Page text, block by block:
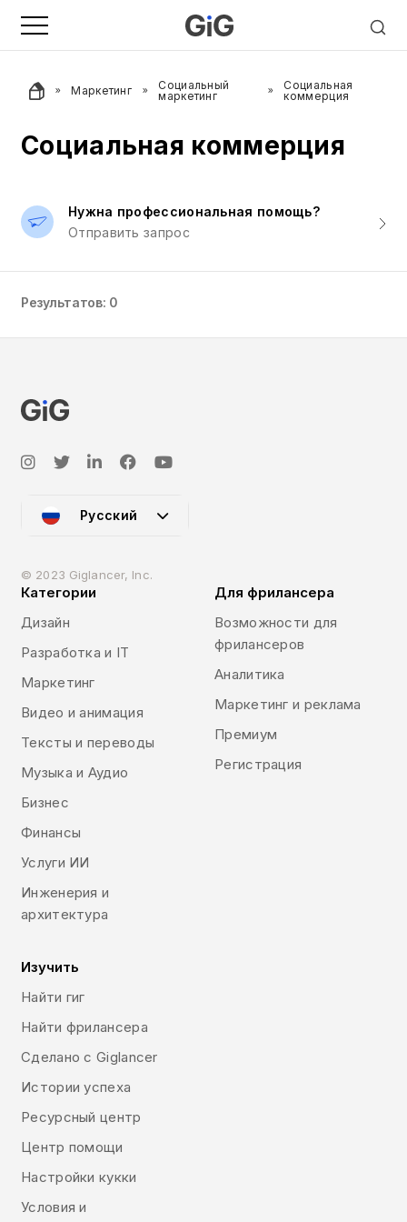
Маркетинг
Социальный
маркетинг
Социальная
коммерция
Социальная коммерция
Нужна профессиональная помощь?
Отправить запрос
Результатов: 0
Русский
© 2023 Giglancer, Inc.
Категории
Дизайн
Разработка и IT
Маркетинг
Видео и анимация
Тексты и переводы
Музыка и Аудио
Бизнес
Финансы
Услуги ИИ
Инженерия и
архитектура
Для фрилансера
Возможности для
фрилансеров
Аналитика
Маркетинг и реклама
Премиум
Регистрация
Изучить
Найти гиг
Найти фрилансера
Сделано с Giglancer
Истории успеха
Ресурсный центр
Центр помощи
Настройки кукки
Условия и